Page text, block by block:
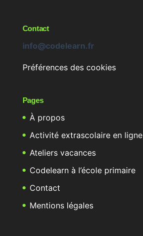
Contact
info@codelearn.fr
Préférences des cookies
Pages
À propos
Activité extrascolaire en ligne
Ateliers vacances
Codelearn à l’école primaire
Contact
Mentions légales